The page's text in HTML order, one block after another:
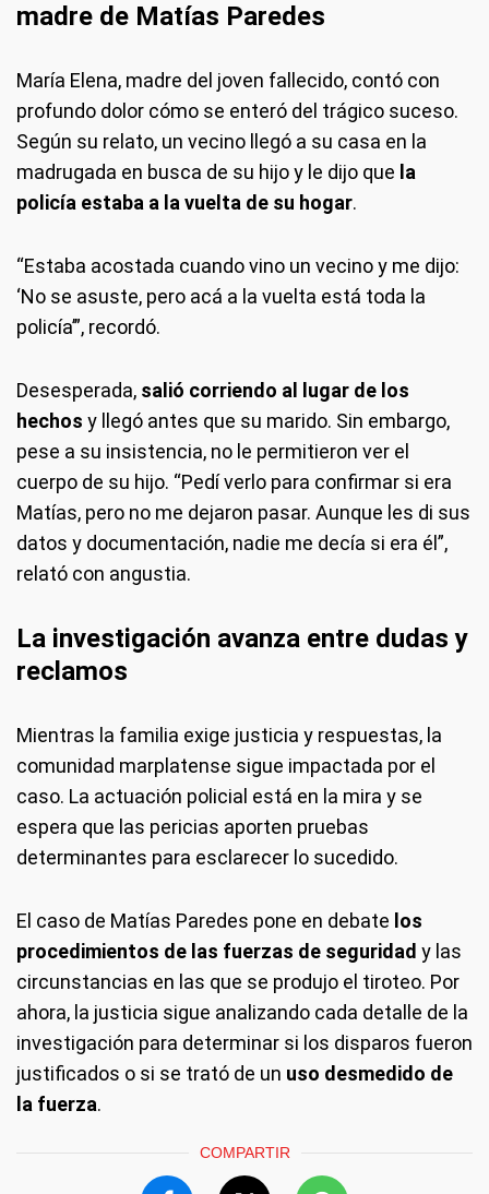
madre de Matías Paredes
María Elena, madre del joven fallecido, contó con
profundo dolor cómo se enteró del trágico suceso.
Según su relato, un vecino llegó a su casa en la
madrugada en busca de su hijo y le dijo que la
policía estaba a la vuelta de su hogar.
“Estaba acostada cuando vino un vecino y me dijo:
‘No se asuste, pero acá a la vuelta está toda la
policía’”, recordó.
Desesperada, salió corriendo al lugar de los
hechos y llegó antes que su marido. Sin embargo,
pese a su insistencia, no le permitieron ver el
cuerpo de su hijo. “Pedí verlo para confirmar si era
Matías, pero no me dejaron pasar. Aunque les di sus
datos y documentación, nadie me decía si era él”,
relató con angustia.
La investigación avanza entre dudas y
reclamos
Mientras la familia exige justicia y respuestas, la
comunidad marplatense sigue impactada por el
caso. La actuación policial está en la mira y se
espera que las pericias aporten pruebas
determinantes para esclarecer lo sucedido.
El caso de Matías Paredes pone en debate los
procedimientos de las fuerzas de seguridad y las
circunstancias en las que se produjo el tiroteo. Por
ahora, la justicia sigue analizando cada detalle de la
investigación para determinar si los disparos fueron
justificados o si se trató de un uso desmedido de
la fuerza.
COMPARTIR